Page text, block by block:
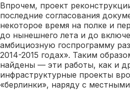
Впрочем, проект
последние согласования
некоторое время на полке и
до нынешнего лета и до
амбициозную госпрограмму
2014-2015 годах». Таким
найдены — эти работы, как и
инфраструктурные проекты
«берлинки», наряду с